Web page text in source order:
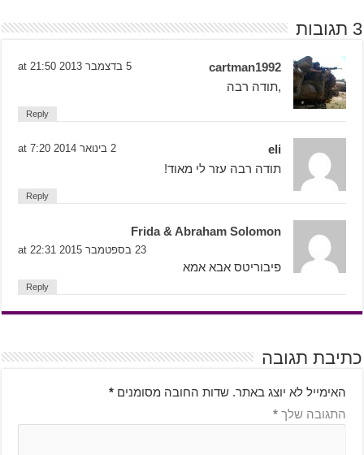
3 תגובות
cartman1992 5 בדצמבר 2013 at 21:50
,תודה רבה
Reply
eli 2 בינואר 2014 at 7:20
תודה רבה עזר לי מאוד!
Reply
Frida & Abraham Solomon
23 בספטמבר 2015 at 22:31
פיבוריטס אבא אמא
Reply
כתיבת תגובה
האימייל לא יוצג באתר. שדות החובה מסומנים *
התגובה שלך *